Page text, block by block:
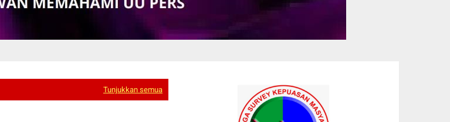
Tunjukkan semua